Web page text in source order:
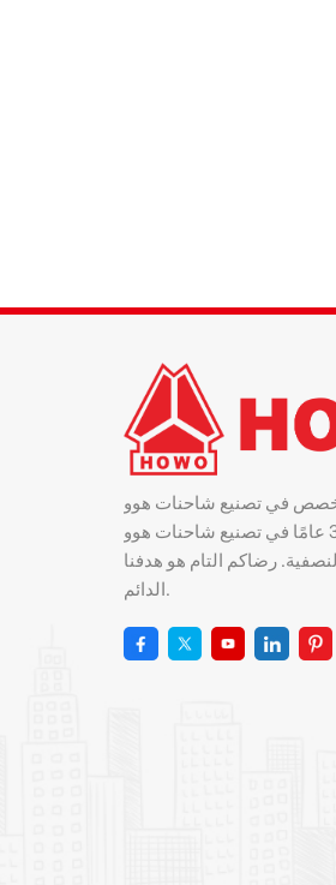
في تصنيع شاحنات هوو
الخاصة. خبرة 30 عامًا في تصنيع شاحنات هوو
رضاكم التام هو هدفنا
الدائم.